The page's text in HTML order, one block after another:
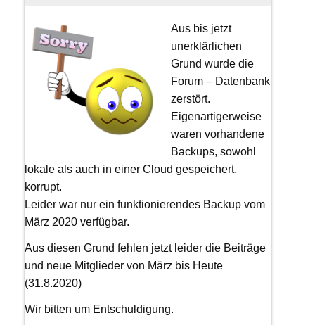
Aus bis jetzt
unerklärlichen
Grund wurde die
Forum – Datenbank
zerstört.
Eigenartigerweise
waren vorhandene
Backups, sowohl
lokale als auch in einer Cloud gespeichert,
korrupt.
Leider war nur ein funktionierendes Backup vom
März 2020 verfügbar.
Aus diesen Grund fehlen jetzt leider die Beiträge
und neue Mitglieder von März bis Heute
(31.8.2020)
Wir bitten um Entschuldigung.